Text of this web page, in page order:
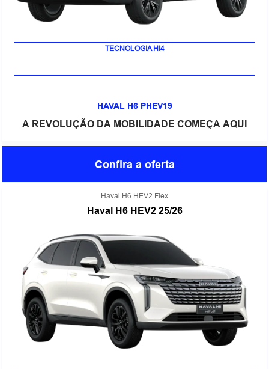
TECNOLOGIA HI4
HAVAL H6 PHEV19
A REVOLUÇÃO DA MOBILIDADE COMEÇA AQUI
Confira a oferta
Haval H6 HEV2 Flex
Haval H6 HEV2 25/26